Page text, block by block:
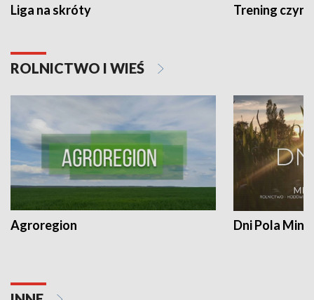
Liga na skróty Trening czyni
ROLNICTWO I WIEŚ
Agroregion Dni Pola